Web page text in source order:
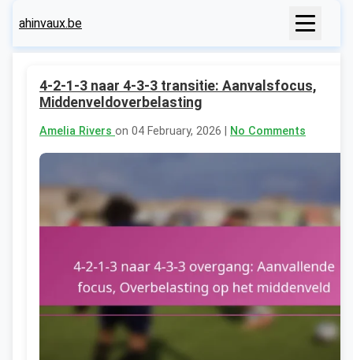
ahinvaux.be
4-2-1-3 naar 4-3-3 transitie: Aanvalsfocus,
Middenveldoverbelasting
Amelia Rivers on 04 February, 2026 | No Comments